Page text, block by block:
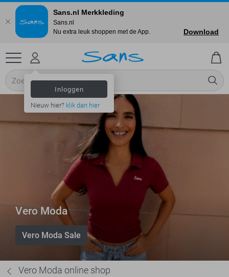
Inloggen
Nieuw hier? klik dan hier
Vero Moda
Vero Moda Sale
Vero Moda online shop
Sans.nl Merkkleding
Sans.nl
Nu extra leuk shoppen met de App.
Download